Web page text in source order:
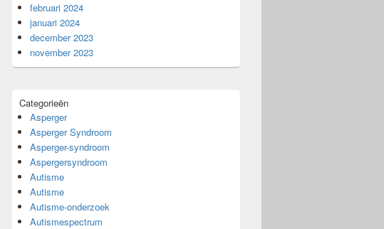
februari 2024
januari 2024
december 2023
november 2023
Categorieën
Asperger
Asperger Syndroom
Asperger-syndroom
Aspergersyndroom
Autisme
Autisme
Autisme-onderzoek
Autismespectrum